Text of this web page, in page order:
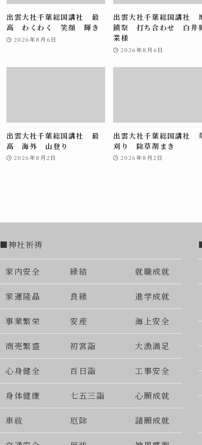
出雲大社千葉総国講社 最
高 わくわく 笑顔 輝き
2026年8月6日
出雲大社千葉総国講社
鎮祭 打ち合わせ 白井
業様
2026年8月6日
出雲大社千葉総国講社 最
高 海外 山登り
2026年8月2日
出雲大社千葉総国講社
刈り 除草剤まき
2026年8月2日
■神社祈祷
家内安全 縁結 就職成就
家運隆晶 良縁 進学成就
事業繁栄 安産 海上安全
商売繁盛 初宮詣 大漁満足
心身健全 百日詣 工事安全
身体健康 七五三詣 心願成就
車祓 厄除 諸願成就